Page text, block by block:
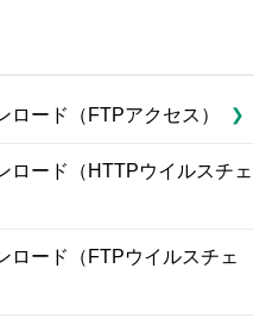
ロード（FTPアクセス）
ロード（HTTPウイルスチェ
ロード（FTPウイルスチェ